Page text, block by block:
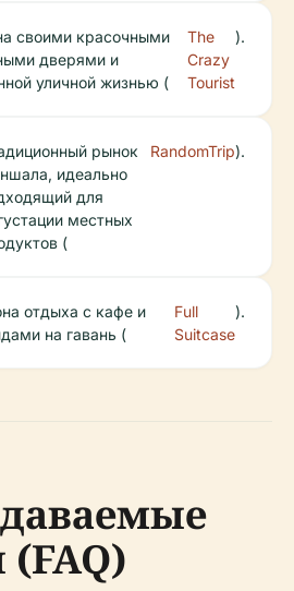
своими красочными
дверями и
уличной жизнью (
The
Crazy
Tourist
).
рынок
идеально
для
местных
(
RandomTrip).
отдыха с кафе и
на гавань (
Full
Suitcase
).